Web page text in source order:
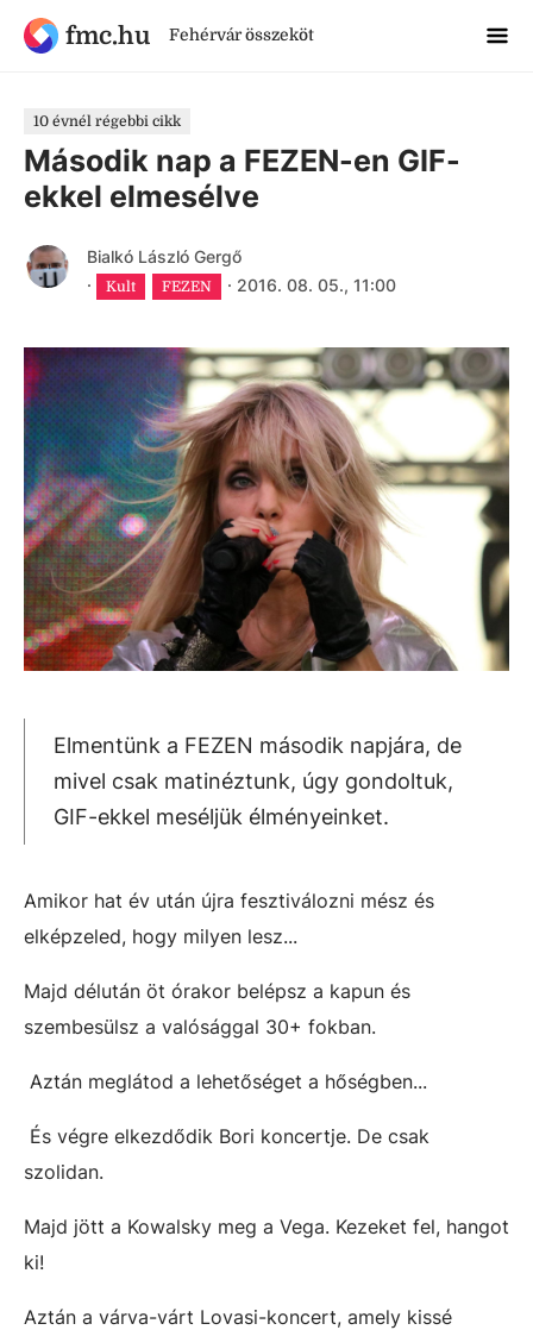
fmc.hu Fehérvár összeköt
10 évnél régebbi cikk
Második nap a FEZEN-en GIF-
ekkel elmesélve
Bialkó László Gergő
·
Kult FEZEN · 2016. 08. 05., 11:00
Elmentünk a FEZEN második napjára, de
mivel csak matinéztunk, úgy gondoltuk,
GIF-ekkel meséljük élményeinket.
Amikor hat év után újra fesztiválozni mész és
elképzeled, hogy milyen lesz...
Majd délután öt órakor belépsz a kapun és
szembesülsz a valósággal 30+ fokban.
Aztán meglátod a lehetőséget a hőségben...
És végre elkezdődik Bori koncertje. De csak
szolidan.
Majd jött a Kowalsky meg a Vega. Kezeket fel, hangot
ki!
Aztán a várva-várt Lovasi-koncert, amely kissé